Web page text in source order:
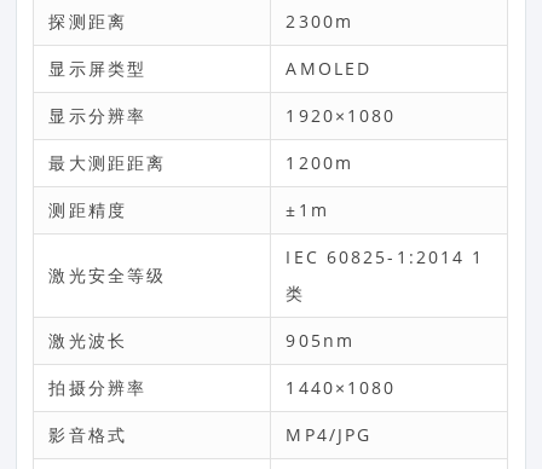
探测距离 2300m
显示屏类型 AMOLED
显示分辨率 1920×1080
最大测距距离 1200m
测距精度 ±1m
激光安全等级
IEC 60825-1:2014 1
类
激光波长 905nm
拍摄分辨率 1440×1080
影音格式 MP4/JPG